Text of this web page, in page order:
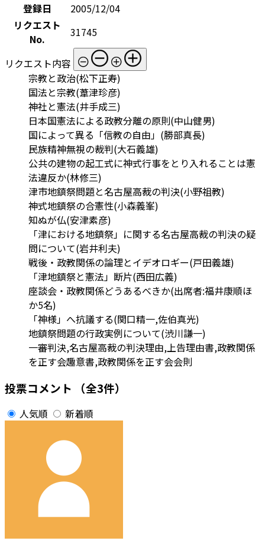
登録日
2005/12/04
リクエスト
No.
31745
リクエスト内容
宗教と政治(松下正寿)
国法と宗教(葦津珍彦)
神社と憲法(井手成三)
日本国憲法による政教分離の原則(中山健男)
国によって異る「信教の自由」(勝部真長)
民族精神無視の裁判(大石義雄)
公共の建物の起工式に神式行事をとり入れることは憲
法違反か(林修三)
津市地鎮祭問題と名古屋高裁の判決(小野祖教)
神式地鎮祭の合憲性(小森義峯)
知ぬが仏(安津素彦)
「津における地鎮祭」に関する名古屋高裁の判決の疑
問について(岩井利夫)
戦後・政教関係の論理とイデオロギー(戸田義雄)
「津地鎮祭と憲法」断片(西田広義)
座談会・政教関係どうあるべきか(出席者:福井康順ほ
か5名)
「神様」へ抗議する(関口精一,佐伯真光)
地鎮祭問題の行政実例について(渋川謙一)
一審判決,名古屋高裁の判決理由,上告理由書,政教関係
を正す会趣意書,政教関係を正す会会則
投票コメント （全3件）
人気順 新着順